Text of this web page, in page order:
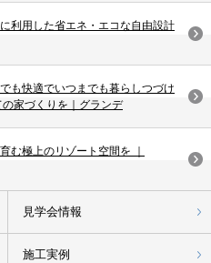
利用した省エネ・エコな自由設計
も快適でいつまでも暮らしつづけ
家づくりを｜グランデ
む極上のリゾート空間を ｜
見学会情報
施工実例